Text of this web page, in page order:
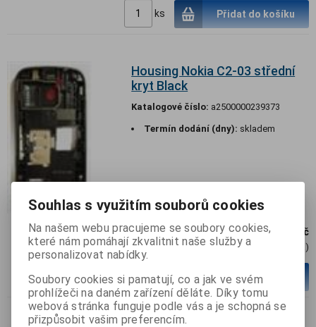
ks Přidat do košíku
Housing Nokia C2-03 střední
kryt Black
Katalogové číslo: a2500000239373
Termín dodání (dny): skladem
119 Kč
98,50 Kč (Cena)
ks Přidat do košíku
Souhlas s využitím souborů cookies
Na našem webu pracujeme se soubory cookies,
které nám pomáhají zkvalitnit naše služby a
personalizovat nabídky.
Soubory cookies si pamatují, co a jak ve svém
prohlížeči na daném zařízení děláte. Díky tomu
webová stránka funguje podle vás a je schopná se
přizpůsobit vašim preferencím.